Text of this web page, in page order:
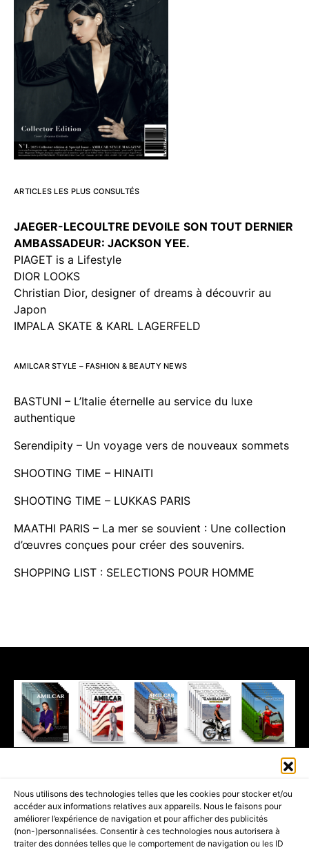
Nous utilisons des technologies telles que les cookies pour stocker et/ou
accéder aux informations relatives aux appareils. Nous le faisons pour
améliorer l’expérience de navigation et pour afficher des publicités
(non-)personnalisées. Consentir à ces technologies nous autorisera à
traiter des données telles que le comportement de navigation ou les ID
ARTICLES LES PLUS CONSULTÉS
JAEGER-LECOULTRE DEVOILE SON TOUT DERNIER
AMBASSADEUR: JACKSON YEE.
PIAGET is a Lifestyle
DIOR LOOKS
Christian Dior, designer of dreams à découvrir au
Japon
IMPALA SKATE & KARL LAGERFELD
AMILCAR STYLE – FASHION & BEAUTY NEWS
BASTUNI – L’Italie éternelle au service du luxe
authentique
Serendipity – Un voyage vers de nouveaux sommets
SHOOTING TIME – HINAITI
SHOOTING TIME – LUKKAS PARIS
MAATHI PARIS – La mer se souvient : Une collection
d’œuvres conçues pour créer des souvenirs.
SHOPPING LIST : SELECTIONS POUR HOMME
PART OF THEAMILCAR MAGAZINE GROUP.EDITOR - ADVERTISING
AGENCE MEDIANE.
ACCUEIL BEST OF LUXE 35 MAGAZINES